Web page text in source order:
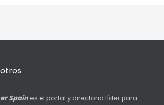
Spaines el portal y directorio líder para